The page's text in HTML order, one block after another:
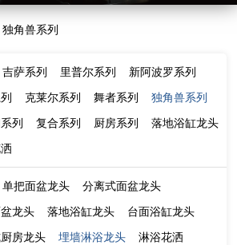
独角兽系列
吉萨系列 里普尔系列
新阿波罗系列
克莱尔系列 舞者系列
独角兽系列
列
复合系列 厨房系列
落地浴缸龙头
单把面盆龙头
分离式面盆龙头
龙头
落地浴缸龙头
台面浴缸龙头
房龙头
埋墙淋浴龙头 淋浴花洒